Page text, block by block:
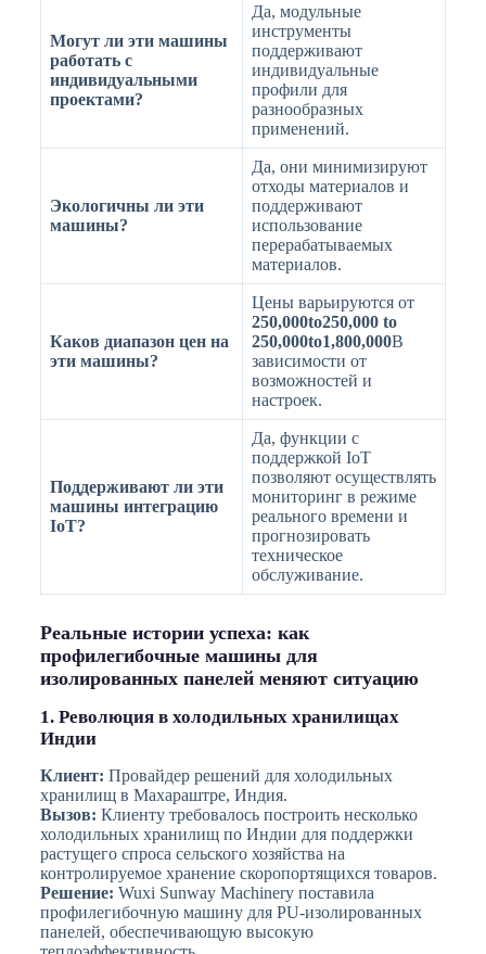
Могут ли эти машины
работать с
индивидуальными
проектами?
Да, модульные
инструменты
поддерживают
индивидуальные
профили для
разнообразных
применений.
Экологичны ли эти
машины?
Да, они минимизируют
отходы материалов и
поддерживают
использование
перерабатываемых
материалов.
Каков диапазон цен на
эти машины?
Цены варьируются от
250,000to250,000 to
250,000to1,800,000В
зависимости от
возможностей и
настроек.
Поддерживают ли эти
машины интеграцию
IoT?
Да, функции с
поддержкой IoT
позволяют осуществлять
мониторинг в режиме
реального времени и
прогнозировать
техническое
обслуживание.
Реальные истории успеха: как
профилегибочные машины для
изолированных панелей меняют ситуацию
1. Революция в холодильных хранилищах
Индии
Клиент: Провайдер решений для холодильных
хранилищ в Махараштре, Индия.
Вызов: Клиенту требовалось построить несколько
холодильных хранилищ по Индии для поддержки
растущего спроса сельского хозяйства на
контролируемое хранение скоропортящихся товаров.
Решение: Wuxi Sunway Machinery поставила
профилегибочную машину для PU-изолированных
панелей, обеспечивающую высокую